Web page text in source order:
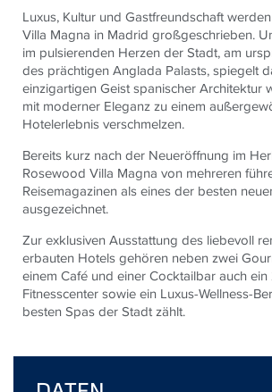
Luxus, Kultur und Gastfreundschaft
Villa Magna in Madrid großgeschrieben.
im pulsierenden Herzen der Stadt, am
des prächtigen Anglada Palasts, spiegelt
einzigartigen Geist spanischer Architektur
mit moderner Eleganz zu einem
Hotelerlebnis verschmelzen.
Bereits kurz nach der Neueröffnung im
Rosewood Villa Magna von mehreren
Reisemagazinen als eines der besten
ausgezeichnet.
Zur exklusiven Ausstattung des liebevoll
erbauten Hotels gehören neben zwei
einem Café und einer Cocktailbar auch
Fitnesscenter sowie ein Luxus-Wellness-
besten Spas der Stadt zählt.